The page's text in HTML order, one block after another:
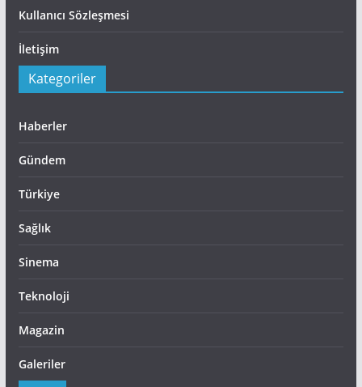
Kullanıcı Sözleşmesi
İletişim
Kategoriler
Haberler
Gündem
Türkiye
Sağlık
Sinema
Teknoloji
Magazin
Galeriler